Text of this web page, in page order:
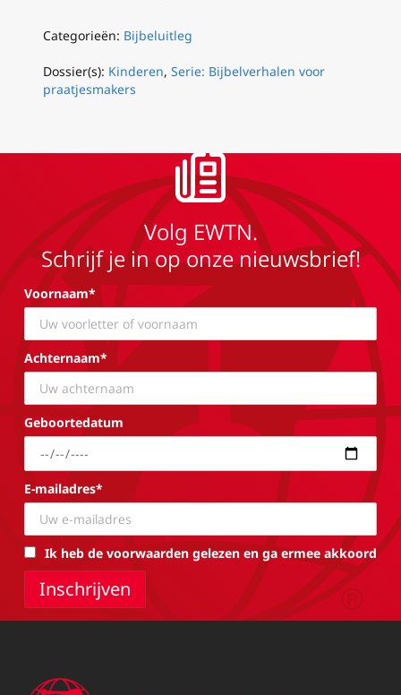
Categorieën: Bijbeluitleg
Dossier(s): Kinderen, Serie: Bijbelverhalen voor
praatjesmakers
Volg EWTN.
Schrijf je in op onze nieuwsbrief!
Voornaam*
Achternaam*
Geboortedatum
E-mailadres*
Ik heb de voorwaarden gelezen en ga ermee akkoord